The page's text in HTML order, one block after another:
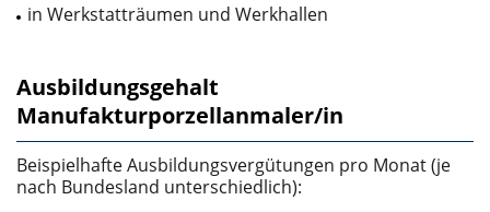
in Werkstatträumen und Werkhallen
Ausbildungsgehalt
Manufakturporzellanmaler/in
Beispielhafte Ausbildungsvergütungen pro Monat (je
nach Bundesland unterschiedlich):